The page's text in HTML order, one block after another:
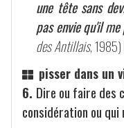
une tête sans
pas envie qu'il
des Antillais, 1985)
pisser dans un
6. Dire ou faire des
considération ou